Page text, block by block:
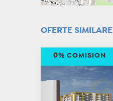
OFERTE SIMILARE
0% COMISION